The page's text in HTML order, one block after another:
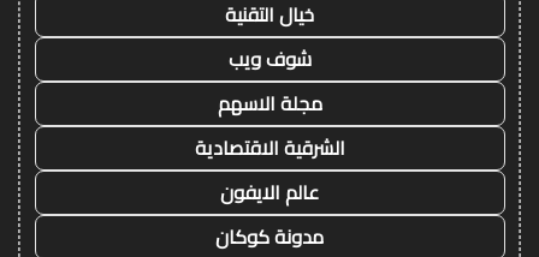
خيال التقنية
شوف ويب
مجلة الاسهم
الشرقية الاقتصادية
عالم الايفون
مدونة كوكان